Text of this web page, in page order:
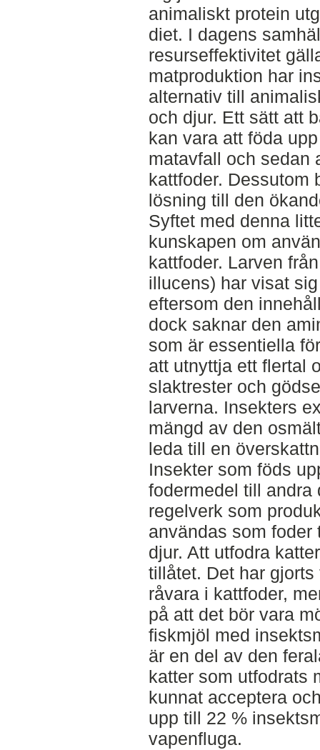
animaliskt protein
diet. I dagens
resurseffektivitet
matproduktion har
alternativ till
och djur. Ett sätt att
kan vara att föda
matavfall och sedan
kattfoder. Dessutom
lösning till den
Syftet med denna
kunskapen om
kattfoder. Larven
illucens) har visat
eftersom den
dock saknar den
som är essentiella
att utnyttja ett flertal
slaktrester och
larverna. Insekters
mängd av den
leda till en
Insekter som föds
fodermedel till andra
regelverk som
användas som
djur. Att utfodra
tillåtet. Det har
råvara i kattfoder,
på att det bör vara
fiskmjöl med
är en del av den
katter som utfodrats
kunnat acceptera
upp till 22 %
vapenfluga.